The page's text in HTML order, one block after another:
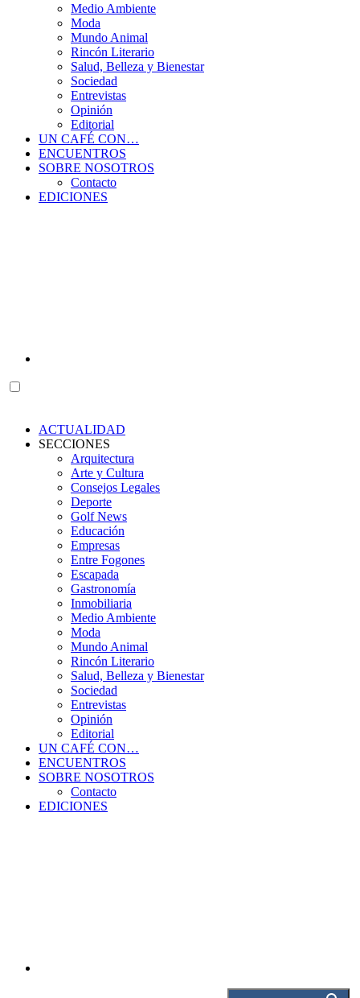
Medio Ambiente
Moda
Mundo Animal
Rincón Literario
Salud, Belleza y Bienestar
Sociedad
Entrevistas
Opinión
Editorial
UN CAFÉ CON…
ENCUENTROS
SOBRE NOSOTROS
Contacto
EDICIONES
ACTUALIDAD
SECCIONES
Arquitectura
Arte y Cultura
Consejos Legales
Deporte
Golf News
Educación
Empresas
Entre Fogones
Escapada
Gastronomía
Inmobiliaria
Medio Ambiente
Moda
Mundo Animal
Rincón Literario
Salud, Belleza y Bienestar
Sociedad
Entrevistas
Opinión
Editorial
UN CAFÉ CON…
ENCUENTROS
SOBRE NOSOTROS
Contacto
EDICIONES